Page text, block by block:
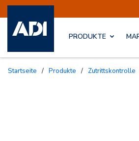
PRODUKTE
Startseite / Produkte / Zutrittskontrolle